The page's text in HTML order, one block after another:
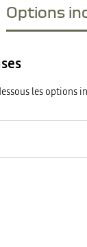
Options
les options